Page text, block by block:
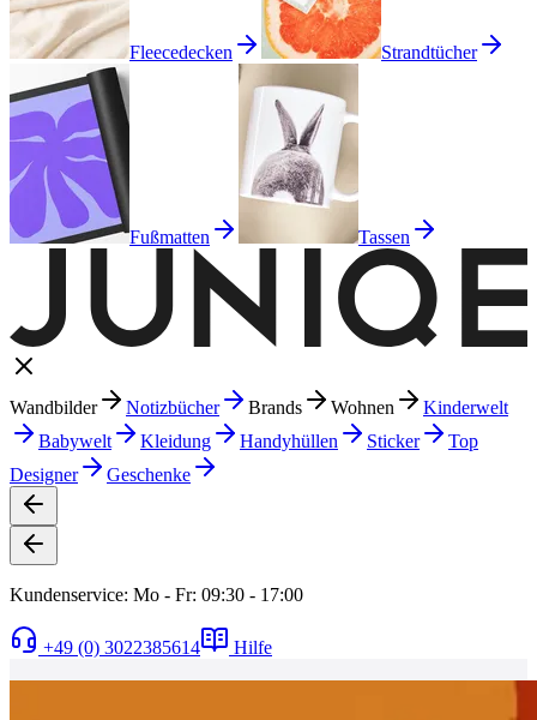
Fleecedecken Strandtücher
Fußmatten Tassen
Wandbilder Notizbücher Brands Wohnen
Kinderwelt
Babywelt
Kleidung Handyhüllen Sticker
Top
Designer
Geschenke
Kundenservice: Mo - Fr: 09:30 - 17:00
+49 (0) 3022385614 Hilfe